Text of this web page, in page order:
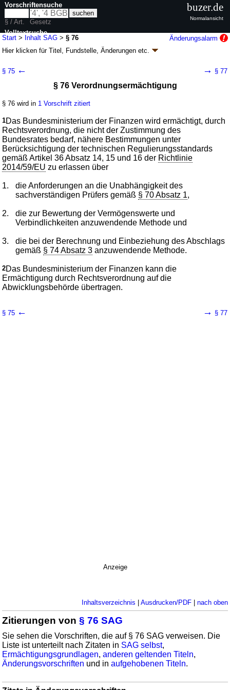
Start > Inhalt SAG >§ 76
Änderungsalarm
Hier klicken fürTitel, Fundstelle, Änderungen etc.
(SAG)
Artikel 1 G. v. 10.12.2014 BGBl. I S. 2091 (Nr. 59); zuletzt geändert durch
Geltung ab 01.01.2015, abweichend siehe
25 weitere Fassungen | Drucksachen / Entwurf / Begründung |
wird in 155 Vorschriften zitiert
Teil 4 Abwicklung
Kapitel 1 Abwicklungsbefugnis, Voraussetzungen und
weitere Befugnisse
§ 75 ← → § 77
§ 76 Verordnungsermächtigung
§ 76 wird in 1 Vorschrift zitiert
1Das Bundesministerium der Finanzen wird ermächtigt, durch
Rechtsverordnung, die nicht der Zustimmung des
Bundesrates bedarf, nähere Bestimmungen unter
Berücksichtigung der technischen Regulierungsstandards
gemäß Artikel 36 Absatz 14, 15 und 16 der Richtlinie
2014/59/EU zu erlassen über
1.
die Anforderungen an die Unabhängigkeit des
sachverständigen Prüfers gemäß § 70 Absatz 1,
2.
die zur Bewertung der Vermögenswerte und
Verbindlichkeiten anzuwendende Methode und
3.
die bei der Berechnung und Einbeziehung des Abschlags
gemäß § 74 Absatz 3 anzuwendende Methode.
2Das Bundesministerium der Finanzen kann die
Ermächtigung durch Rechtsverordnung auf die
Abwicklungsbehörde übertragen.
§ 75 ← → § 77
Anzeige
Inhaltsverzeichnis | Ausdrucken/PDF| nach oben
Zitierungen von§ 76 SAG
Sie sehen die Vorschriften, die auf § 76 SAG verweisen. Die
Liste ist unterteilt nach Zitaten in SAG selbst,
Ermächtigungsgrundlagen,anderen geltenden Titeln,
Änderungsvorschriften und inaufgehobenen Titeln.
Vorschriftensuche
§ / Art.
Gesetz
Volltextsuche
nur in SAG
buzer.de
Normalansicht